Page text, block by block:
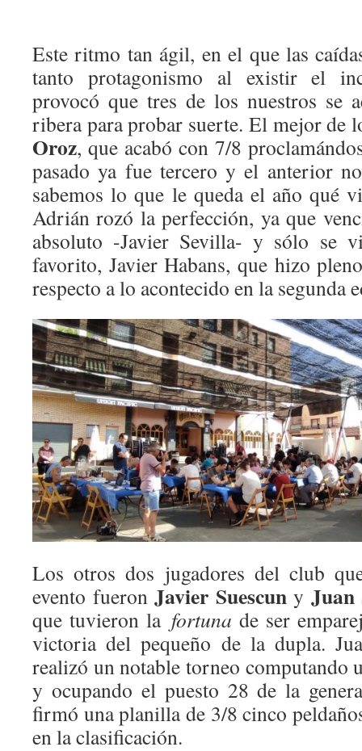
Este ritmo tan ágil, en el que las
tanto protagonismo al existir el
provocó que tres de los nuestros se
ribera para probar suerte. El mejor de
Oroz, que acabó con 7/8
pasado ya fue tercero y el anterior
sabemos lo que le queda el año qué
Adrián rozó la perfección, ya que
absoluto -Javier Sevilla- y sólo se
favorito, Javier Habans, que hizo
respecto a lo acontecido en la segunda
Los otros dos jugadores del club
evento fueronJavier Suescuny Juan
que tuvieron la fortuna de ser
victoria del pequeño de la dupla.
realizó un notable torneo computando
y ocupando el puesto 28 de la
firmó una planilla de 3/8 cinco
en la clasificación.